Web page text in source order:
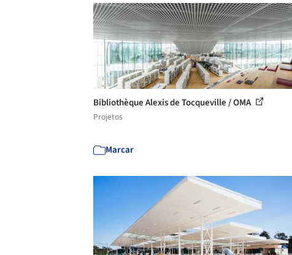
Bibliothèque Alexis de Tocqueville / OMA
Projetos
Marcar